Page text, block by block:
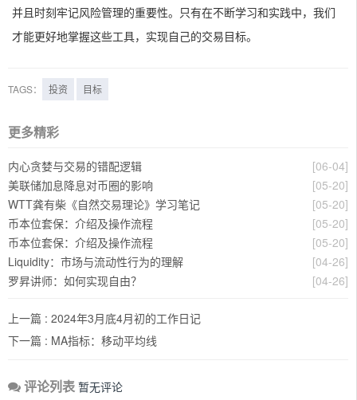
并且时刻牢记风险管理的重要性。只有在不断学习和实践中，我们
才能更好地掌握这些工具，实现自己的交易目标。
TAGS： 投资 目标
更多精彩
[06-04]
内心贪婪与交易的错配逻辑
[05-20]
美联储加息降息对币圈的影响
[05-20]
WTT龚有柴《自然交易理论》学习笔记
[05-20]
币本位套保：介绍及操作流程
[05-20]
币本位套保：介绍及操作流程
[04-26]
Liquidity：市场与流动性行为的理解
[04-26]
罗昇讲师：如何实现自由？
上一篇 : 2024年3月底4月初的工作日记
下一篇 : MA指标：移动平均线
评论列表 暂无评论